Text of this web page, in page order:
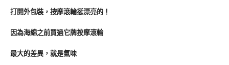
打開外包裝，按摩滾輪挺漂亮的！
因為海綿之前買過它牌按摩滾輪
最大的差異，就是氣味